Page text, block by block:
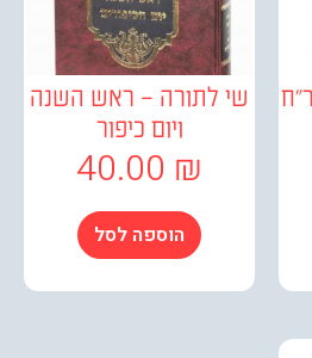
שי לתורה – ראש השנה
ויום כיפור
40.00
הוספה לסל